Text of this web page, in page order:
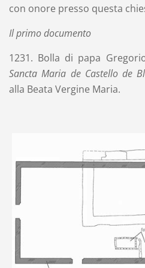
con onore presso questa
Il primo documento
1231. Bolla di papa
Sancta Maria de Castello de
alla Beata Vergine Maria.